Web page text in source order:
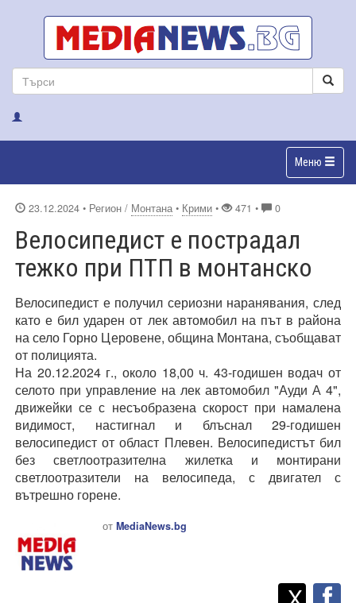
Меню
23.12.2024 • Регион / Монтана • Крими • 471 • 0
Велосипедист е пострадал
тежко при ПТП в монтанско
Велосипедист е получил сериозни наранявания, след
като е бил ударен от лек автомобил на път в района
на село Горно Церовене, община Монтана, съобщават
от полицията.
На 20.12.2024 г., около 18,00 ч. 43-годишен водач от
селото при управление на лек автомобил "Ауди А 4",
движейки се с несъобразена скорост при намалена
видимост, настигнал и блъснал 29-годишен
велосипедист от област Плевен. Велосипедистът бил
без светлоотразителна жилетка и монтирани
светлоотразители на велосипеда, с двигател с
вътрешно горене.
от MediaNews.bg
Споделете